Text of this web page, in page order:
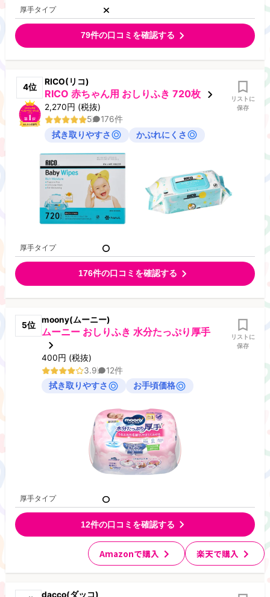
厚手タイプ
79件の口コミを確認する
4位
RICO(リコ)
RICO 赤ちゃん用 おしりふき 720枚
2,270円 (税抜)
リストに
保存
5 176件
拭き取りやすさ
かぶれにくさ
厚手タイプ
176件の口コミを確認する
5位
moony(ムーニー)
ムーニー おしりふき 水分たっぷり厚手
400円 (税抜)
リストに
保存
3.9 12件
拭き取りやすさ
お手頃価格
厚手タイプ
12件の口コミを確認する
Amazonで購入 楽天で購入
dacco(ダッコ)